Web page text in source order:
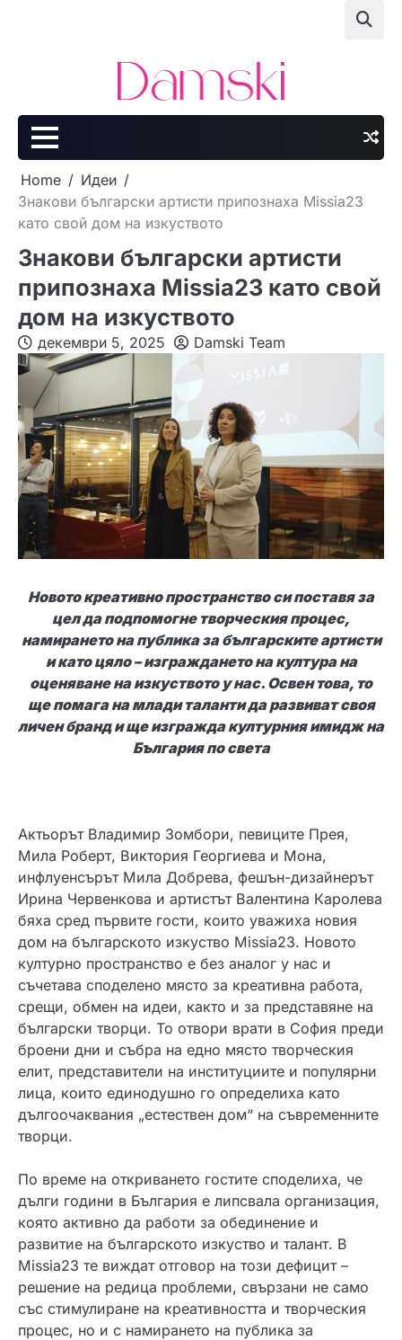
Home
Идеи
Знакови български артисти припознаха Missia23
като свой дом на изкуството
Знакови български артисти
припознаха Missia23 като свой
дом на изкуството
декември 5, 2025 Damski Team
Новото креативно пространство си поставя за
цел да подпомогне творческия процес,
намирането на публика за българските артисти
и като цяло – изграждането на култура на
оценяване на изкуството у нас. Освен това, то
ще помага на млади таланти да развиват своя
личен бранд и ще изгражда културния имидж на
България по света
Актьорът Владимир Зомбори, певиците Прея,
Мила Роберт, Виктория Георгиева и Мона,
инфлуенсърът Мила Добрева, фешън-дизайнерът
Ирина Червенкова и артистът Валентина Каролева
бяха сред първите гости, които уважиха новия
дом на българското изкуство Missia23. Новото
културно пространство е без аналог у нас и
съчетава споделено място за креативна работа,
срещи, обмен на идеи, както и за представяне на
български творци. То отвори врати в София преди
броени дни и събра на едно място творческия
елит, представители на институциите и популярни
лица, които единодушно го определиха като
дългоочаквания „естествен дом“ на съвременните
творци.
По време на откриването гостите споделиха, че
дълги години в България е липсвала организация,
която активно да работи за обединение и
развитие на българското изкуство и талант. В
Missia23 те виждат отговор на този дефицит –
решение на редица проблеми, свързани не само
със стимулиране на креативността и творческия
процес, но и с намирането на публика за